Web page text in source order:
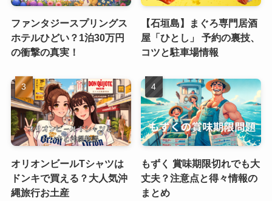
ファンタジースプリングス
ホテルひどい？1泊30万円
の衝撃の真実！
【石垣島】まぐろ専門居酒
屋「ひとし」 予約の裏技、
コツと駐車場情報
オリオンビールTシャツは
ドンキで買える？大人気沖
縄旅行お土産
もずく 賞味期限切れでも大
丈夫？注意点と得々情報の
まとめ